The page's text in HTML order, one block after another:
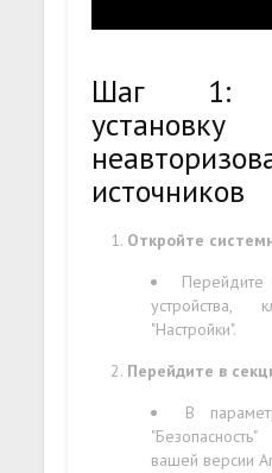
Шаг 1:
источников
Откройте
устройства,
"Настройки".
Перейдите в
В
вашей версии